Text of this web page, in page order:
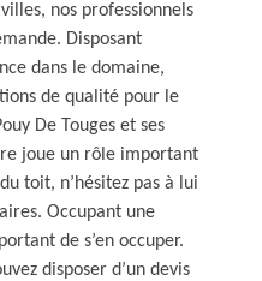
nos professionnels
Disposant
dans le domaine,
de qualité pour le
De Touges et ses
joue un rôle important
toit, n’hésitez pas à lui
Occupant une
de s’en occuper.
disposer d’un devis